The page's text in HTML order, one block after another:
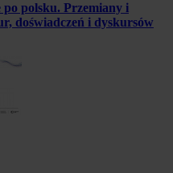
po polsku. Przemiany i
doświadczeń i dyskursów